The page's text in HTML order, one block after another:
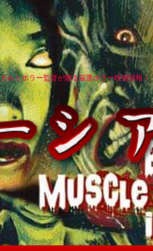
カルトホラー監督が贈る厳選ホラー映画情報！